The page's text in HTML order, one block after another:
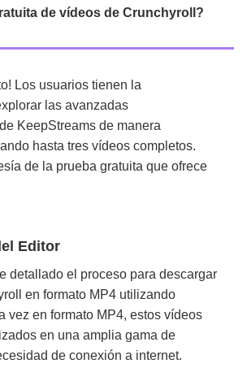
de vídeos de Crunchyroll?
Los usuarios tienen la
las avanzadas
KeepStreams de manera
hasta tres vídeos completos.
de la prueba gratuita que ofrece
Editor
detallado el proceso para descargar
en formato MP4 utilizando
vez en formato MP4, estos vídeos
en una amplia gama de
de conexión a internet.